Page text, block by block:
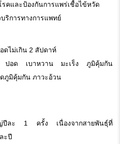
คและป้องกันการแพร่เชื้อไข้หวัด
ริการทางการแพทย์
ดไม่เกิน 2 สัปดาห์
ปอด เบาหวาน มะเร็ง ภูมิคุ้มกัน
ภูมิคุ้มกัน ภาวะอ้วน
ญ่ปีละ 1 ครั้ง เนื่องจากสายพันธุ์ที่
ะปี